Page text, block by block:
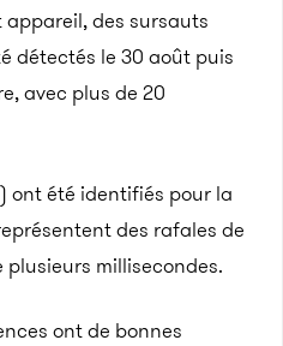
appareil, des sursauts
détectés le 30 août puis
avec plus de 20
ont été identifiés pour la
des rafales de
millisecondes.
ont de bonnes